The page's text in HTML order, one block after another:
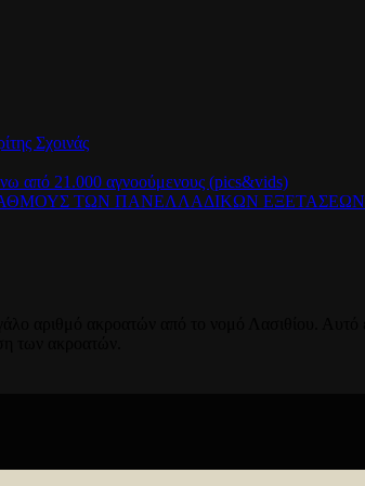
Σχοινάς
από 21.000 αγνοούμενους (pics&vids)
ΤΩΝ ΠΑΝΕΛΛΑΔΙΚΩΝ ΕΞΕΤΑΣΕΩΝ